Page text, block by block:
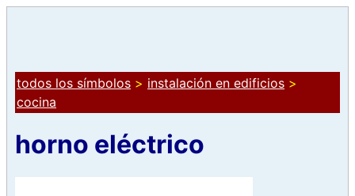
todos los símbolos > instalación en edificios >
cocina
horno eléctrico